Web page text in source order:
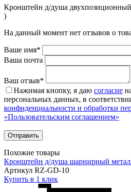
Кронштейн д/душа
)
На данный момент нет отзывов о
Ваше имя*
Ваша почта
Ваш отзыв*
Нажимая кнопку, я даю согласие
персональных данных, в
конфиденциальности и обработки
«Пользовательским соглашением»
Похожие товары
Кронштейн д/душа шарнирный
Артикул RZ-GD-10
Купить в 1 клик